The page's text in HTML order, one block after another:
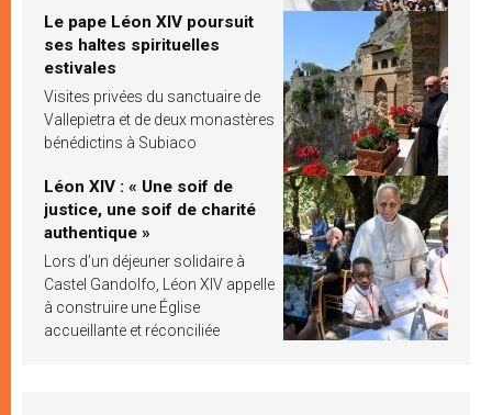
Le pape Léon XIV poursuit
ses haltes spirituelles
estivales
Visites privées du sanctuaire de
Vallepietra et de deux monastères
bénédictins à Subiaco
Léon XIV : « Une soif de
justice, une soif de charité
authentique »
Lors d’un déjeuner solidaire à
Castel Gandolfo, Léon XIV appelle
à construire une Église
accueillante et réconciliée